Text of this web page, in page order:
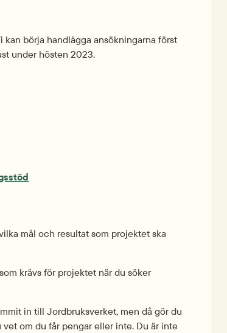
börja handlägga ansökningarna först
under hösten 2023.
mål och resultat som projektet ska
krävs för projektet när du söker
in till Jordbruksverket, men då gör du
om du får pengar eller inte. Du är inte